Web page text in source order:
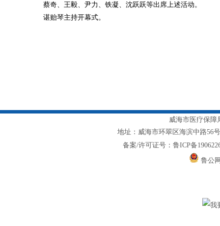
蔡奇、王毅、尹力、铁凝、沈跃跃等出席上述活动。
谌贻琴主持开幕式。
威海市医疗保障
地址：威海市环翠区海滨中路56
备案/许可证号：鲁ICP备
鲁公